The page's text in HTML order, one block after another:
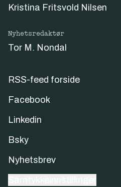
Kristina Fritsvold Nilsen
Nyhetsredaktør
Tor M. Nondal
RSS-feed forside
Facebook
Linkedin
Bsky
Nyhetsbrev